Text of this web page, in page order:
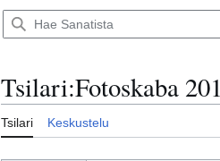
Tsilari:Fotoskaba
Tsilari Keskustelu